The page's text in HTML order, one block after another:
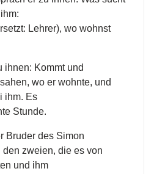
Lehrer), wo wohnst
ihnen: Kommt und
wo er wohnte, und
ihm. Es
Stunde.
Bruder des Simon
den zweien, die es von
und ihm